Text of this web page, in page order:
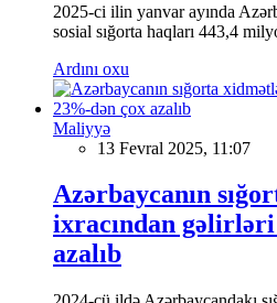
2025-ci ilin yanvar ayında
sosial sığorta haqları 443,4
Ardını oxu
Maliyyə
13 Fevral 2025, 11:07
Azərbaycanın
ixracından
azalıb